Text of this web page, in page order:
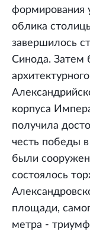
формирования
облика
завершилось
Синода. Затем
корпуса
получила
честь победы
были
состоялось
площади,
метра -